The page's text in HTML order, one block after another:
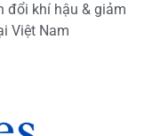
đổi khí hậu & giảm
Việt Nam